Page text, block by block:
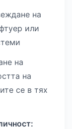
на
или
на
на
се в тях